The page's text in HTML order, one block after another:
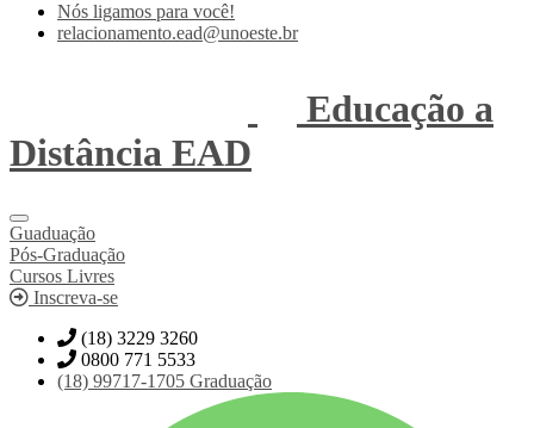
Nós ligamos para você!
relacionamento.ead@unoeste.br
Educação a
Distância EAD
Guaduação
Pós-Graduação
Cursos Livres
Inscreva-se
(18) 3229 3260
0800 771 5533
(18) 99717-1705 Graduação